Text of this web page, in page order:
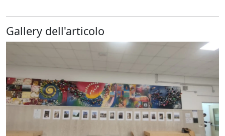
Gallery dell'articolo